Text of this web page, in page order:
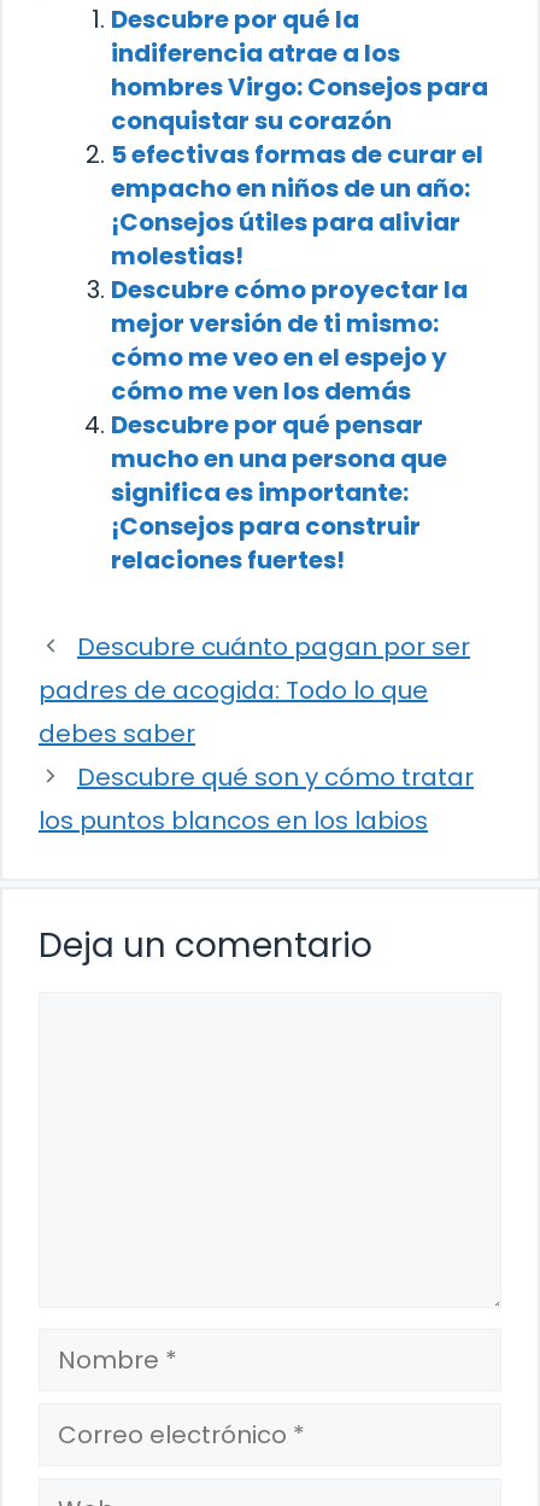
Descubre por qué la
indiferencia atrae a los
hombres Virgo: Consejos para
conquistar su corazón
5 efectivas formas de curar el
empacho en niños de un año:
¡Consejos útiles para aliviar
molestias!
Descubre cómo proyectar la
mejor versión de ti mismo:
cómo me veo en el espejo y
cómo me ven los demás
Descubre por qué pensar
mucho en una persona que
significa es importante:
¡Consejos para construir
relaciones fuertes!
Descubre cuánto pagan por ser
padres de acogida: Todo lo que
debes saber
Descubre qué son y cómo tratar
los puntos blancos en los labios
Deja un comentario
Nombre
Correo
electrónico
Web